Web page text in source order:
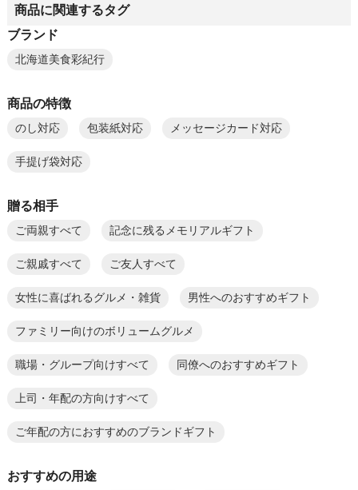
商品に関連するタグ
ブランド
北海道美食彩紀行
商品の特徴
のし対応 包装紙対応 メッセージカード対応
手提げ袋対応
贈る相手
ご両親すべて 記念に残るメモリアルギフト
ご親戚すべて ご友人すべて
女性に喜ばれるグルメ・雑貨 男性へのおすすめギフト
ファミリー向けのボリュームグルメ
職場・グループ向けすべて 同僚へのおすすめギフト
上司・年配の方向けすべて
ご年配の方におすすめのブランドギフト
おすすめの用途